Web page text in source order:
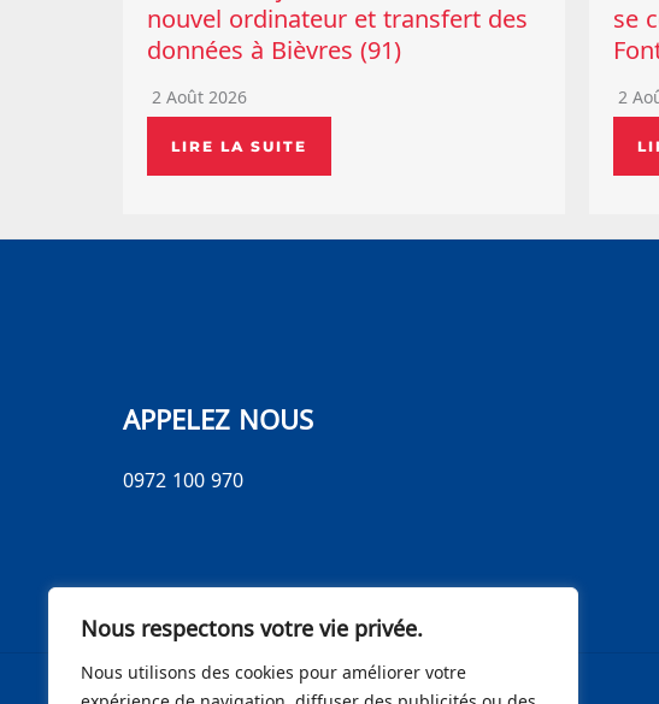
Nous respectons votre vie privée.
Nous utilisons des cookies pour améliorer votre
expérience de navigation, diffuser des publicités ou des
nouvel ordinateur et transfert des
données à Bièvres (91)
2 Août 2026
LIRE LA SUITE
se
2
APPELEZ NOUS
0972 100 970